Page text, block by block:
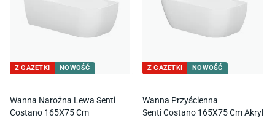
Z GAZETKI NOWOŚĆ
Wanna Narożna Lewa Senti
Costano 165X75 Cm
Z GAZETKI NOWOŚĆ
Wanna Przyścienna
Senti Costano 165X75 Cm Akryl